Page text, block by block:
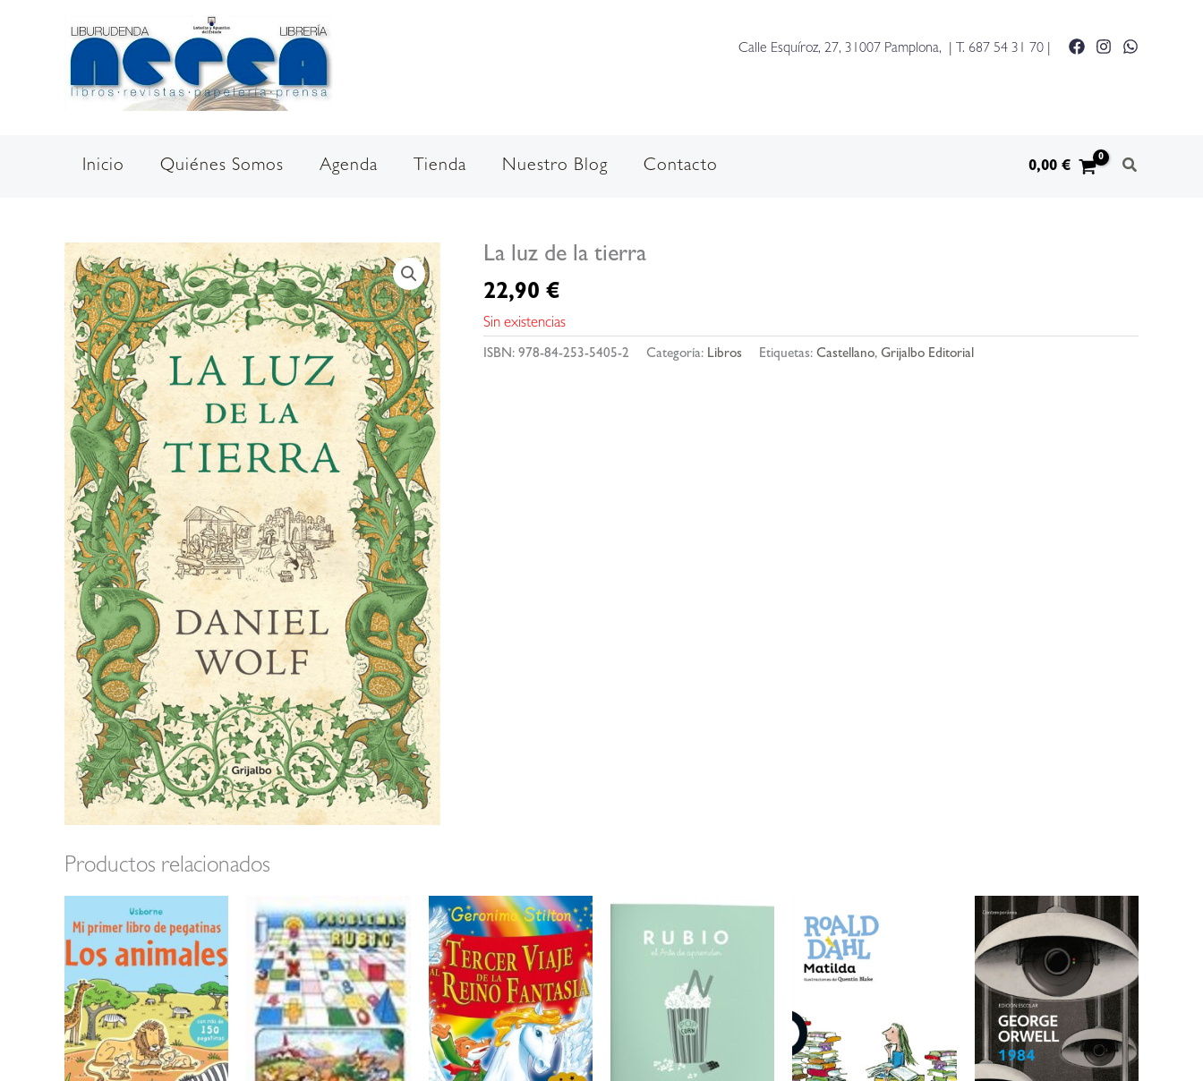
Calle Esquíroz, 27, 31007 Pamplona, | T. 687 54 31 70
Inicio Quiénes Somos Agenda Tienda Nuestro Blog Contacto 0,00€
La luz de la tierra
22,90 €
Sin existencias
ISBN: 978-84-253-5405-2 Categoría: Libros Etiquetas: Castellano, Grijalbo Editorial
Productos relacionados